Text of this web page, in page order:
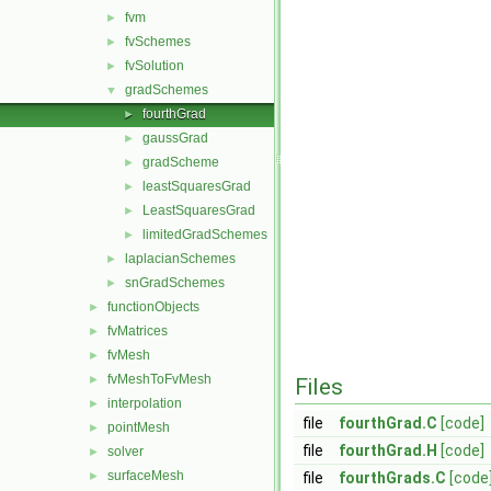
► fvm
► fvSchemes
► fvSolution
▼ gradSchemes
► fourthGrad
► gaussGrad
► gradScheme
► leastSquaresGrad
► LeastSquaresGrad
► limitedGradSchemes
► laplacianSchemes
► snGradSchemes
► functionObjects
► fvMatrices
► fvMesh
► fvMeshToFvMesh
► interpolation
► pointMesh
► solver
► surfaceMesh
Files
file fourthGrad.C [code]
file
fourthGrad.H [code]
file
fourthGrads.C